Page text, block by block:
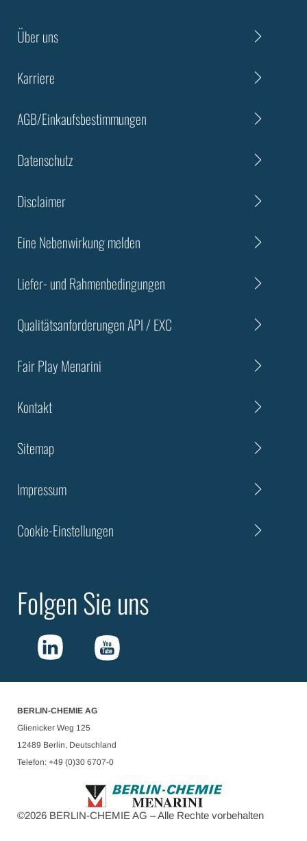
Über uns
Karriere
AGB/Einkaufsbestimmungen
Datenschutz
Disclaimer
Eine Nebenwirkung melden
Liefer- und Rahmenbedingungen
Qualitätsanforderungen API / EXC
Fair Play Menarini
Kontakt
Sitemap
Impressum
Cookie-Einstellungen
Folgen Sie uns
BERLIN-CHEMIE AG
Glienicker Weg 125
12489 Berlin, Deutschland
Telefon: +49 (0)30 6707-0
©2026 BERLIN-CHEMIE AG – Alle Rechte vorbehalten